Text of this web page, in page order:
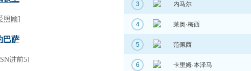
3 内马尔
4 莱奥·梅西
5 范佩西
6 卡里姆·本泽马